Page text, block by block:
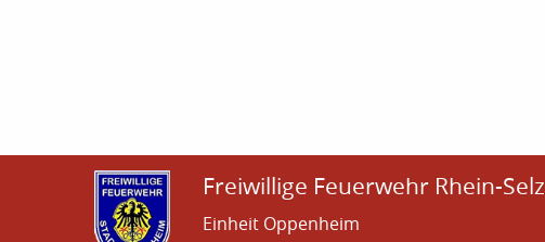
Freiwillige Feuerwehr Rhein-Selz
Einheit Oppenheim